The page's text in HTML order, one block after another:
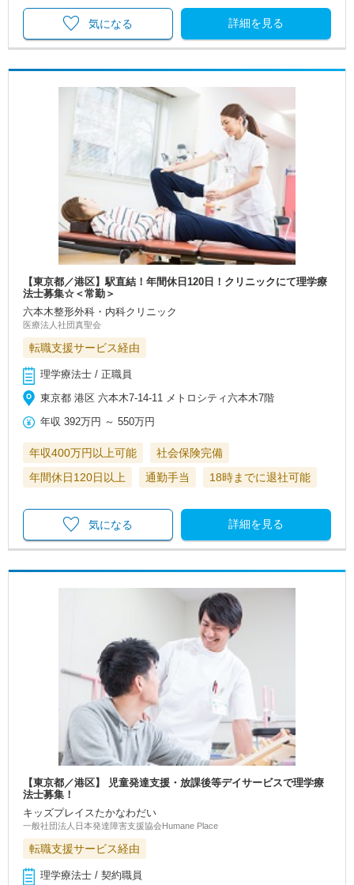
詳細を見る
気になる
【東京都／港区】駅直結！年間休日120日！クリニックにて理学療
法士募集☆＜常勤＞
六本木整形外科・内科クリニック
医療法人社団真聖会
転職支援サービス経由
理学療法士 / 正職員
東京都 港区 六本木7-14-11 メトロシティ六本木7階
年収 392万円 ～550万円
年収400万円以上可能
社会保険完備
年間休日120日以上
通勤手当 18時までに退社可能
詳細を見る
気になる
【東京都／港区】 児童発達支援・放課後等デイサービスで理学療
法士募集！
キッズプレイスたかなわだい
一般社団法人日本発達障害支援協会Humane Place
転職支援サービス経由
理学療法士 / 契約職員